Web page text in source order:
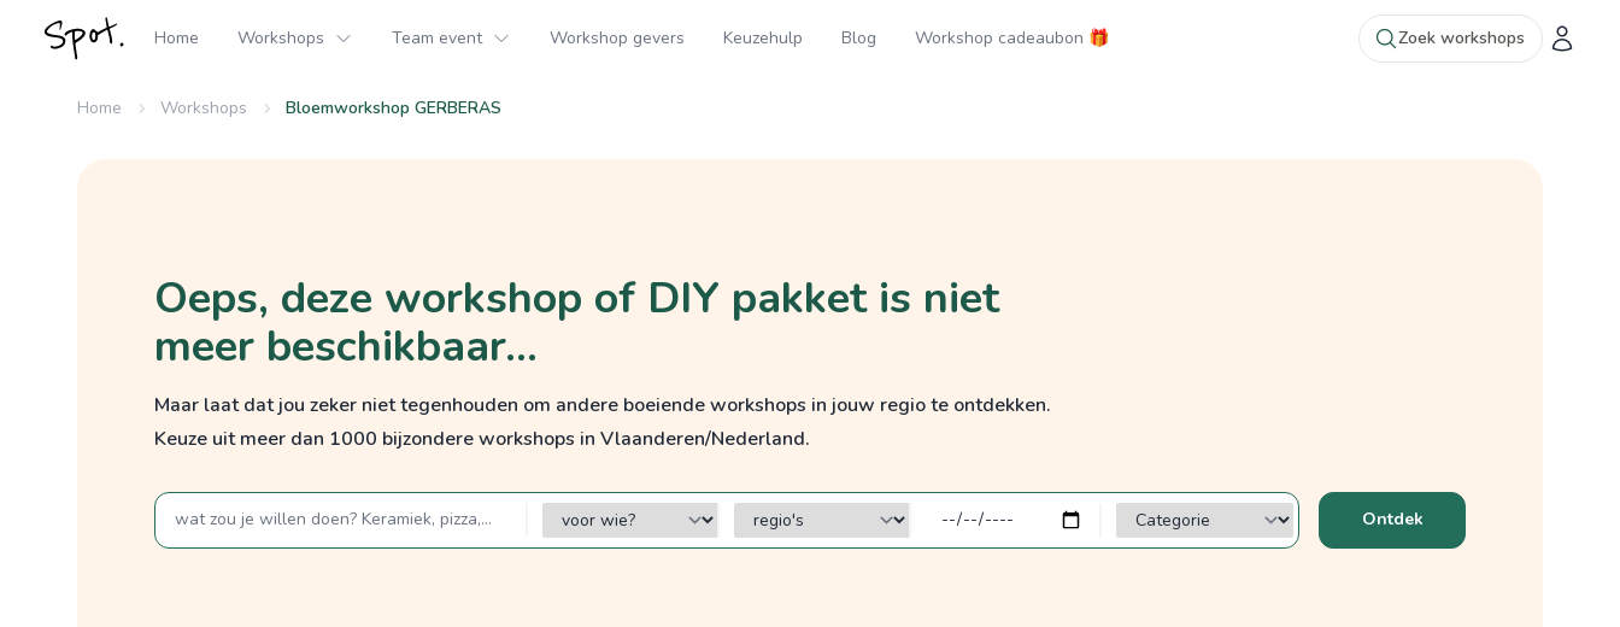
Home Workshops Team event Workshop gevers Keuzehulp Blog Workshop cadeaubon 🎁 Zoek workshops
Home Workshops Bloemworkshop GERBERAS
Oeps, deze workshop of DIY pakket is niet
meer beschikbaar...
Maar laat dat jou zeker niet tegenhouden om andere boeiende workshops in jouw regio te ontdekken.
Keuze uit meer dan 1000 bijzondere workshops in Vlaanderen/Nederland.
zoek op een term voor wie? regio's Categorie? Ontdek